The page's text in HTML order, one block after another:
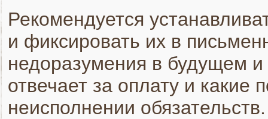
Рекомендуется
и фиксировать их в
недоразумения в будущем и
отвечает за оплату и какие
неисполнении обязательств.